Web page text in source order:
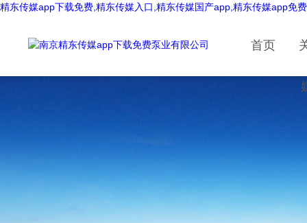
精东传媒app下载免费,精东传媒入口,精东传媒国产app,精东传媒app免
首页